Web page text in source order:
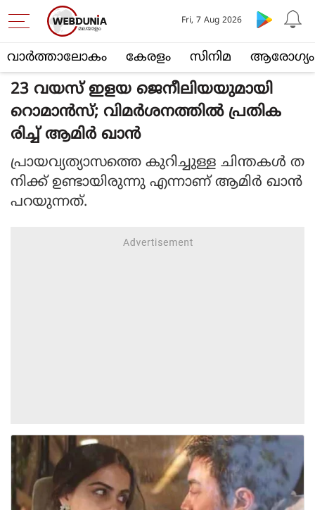
വാര്‍ത്താലോകം കേരളം സിനിമ ആരോഗ്യം
Fri, 7 Aug 2026
23 വയസ് ഇളയ ജെനീലിയയുമായി
റൊമാൻസ്; വിമർശനത്തിൽ പ്രതിക
രിച്ച് ആമിർ ഖാൻ
പ്രായവ്യത്യാസത്തെ കുറിച്ചുള്ള ചിന്തകൾ ത
നിക്ക് ഉണ്ടായിരുന്നു എന്നാണ് ആമിർ ഖാൻ
പറയുന്നത്.